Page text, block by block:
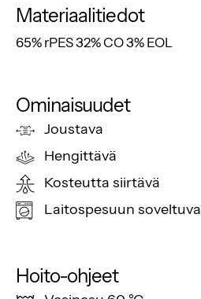
Materiaalitiedot
65% rPES 32% CO 3% EOL
Ominaisuudet
Joustava
Hengittävä
Kosteutta siirtävä
Laitospesuun soveltuva
Hoito-ohjeet